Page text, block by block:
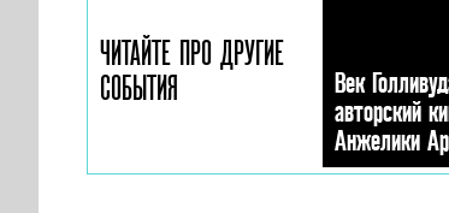
ЧИТАЙТЕ ПРО ДРУГИЕ
СОБЫТИЯ
Век
авторский
Анжелики